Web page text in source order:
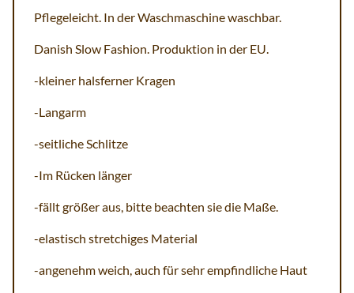
Pflegeleicht. In der Waschmaschine waschbar.
Danish Slow Fashion. Produktion in der EU.
-kleiner halsferner Kragen
-Langarm
-seitliche Schlitze
-Im Rücken länger
-fällt größer aus, bitte beachten sie die Maße.
-elastisch stretchiges Material
-angenehm weich, auch für sehr empfindliche Haut